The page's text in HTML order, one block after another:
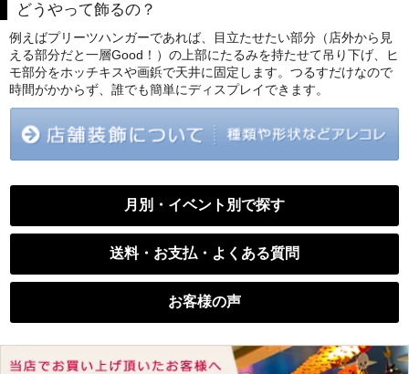
どうやって飾るの？
例えばプリーツハンガーであれば、目立たせたい部分（店外から見
える部分だと一層Good！）の上部にたるみを持たせて吊り下げ、ヒ
モ部分をホッチキスや画鋲で天井に固定します。つるすだけなので
時間がかからず、誰でも簡単にディスプレイできます。
月別・イベント別で探す
送料・お支払・よくある質問
お客様の声